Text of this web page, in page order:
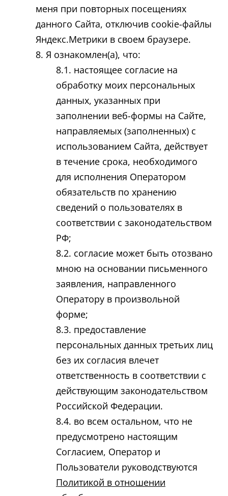
меня при повторных посещениях
данного Сайта, отключив cookie-файлы
Яндекс.Метрики в своем браузере.
Я ознакомлен(а), что:
настоящее согласие на
обработку моих персональных
данных, указанных при
заполнении веб-формы на Сайте,
направляемых (заполненных) с
использованием Cайта, действует
в течение срока, необходимого
для исполнения Оператором
обязательств по хранению
сведений о пользователях в
соответствии с законодательством
РФ;
согласие может быть отозвано
мною на основании письменного
заявления, направленного
Оператору в произвольной
форме;
предоставление
персональных данных третьих лиц
без их согласия влечет
ответственность в соответствии с
действующим законодательством
Российской Федерации.
во всем остальном, что не
предусмотрено настоящим
Согласием, Оператор и
Пользователи руководствуются
Политикой в отношении